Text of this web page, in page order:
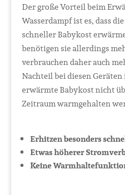
Der große Vorteil beim
Wasserdampf ist es, dass
schneller Babykost
benötigen sie allerdings
verbrauchen daher auch
Nachteil bei diesen Geräten
erwärmte Babykost nicht
Zeitraum warmgehalten
Erhitzen besonders
Etwas höherer
Keine